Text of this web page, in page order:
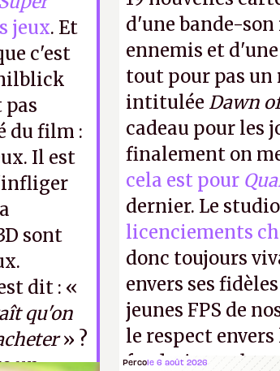
jeux. Et
c'est
pas
du film :
Il est
sont
dit : «
qu'on
» ?
un
d'une bande-
ennemis et
tout pour pas
intitulée Dawn
cadeau pour les
finalement on
cela est pour
dernier. Le
licenciements
donc toujours
envers ses
jeunes FPS de
le respect
faudrait une
Percole 6 août 2026